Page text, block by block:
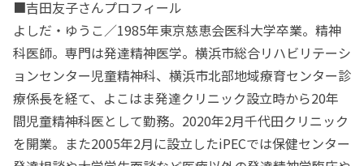
■吉田友子さんプロフィール
よしだ・ゆうこ／1985年東京慈恵会医科大学卒業。精神
科医師。専門は発達精神医学。横浜市総合リハビリテーシ
ョンセンター児童精神科、横浜市北部地域療育センター診
療係長を経て、よこはま発達クリニック設立時から20年
間児童精神科医として勤務。2020年2月千代田クリニック
を開業。また2005年2月に設立したiPECでは保健センター